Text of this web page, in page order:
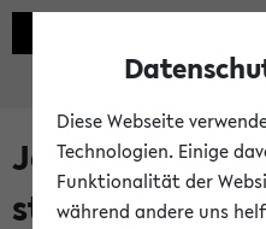
Jetzt und in
stattfindende
Diese Webseite
Technologien. Einige
Funktionalität der
während andere uns